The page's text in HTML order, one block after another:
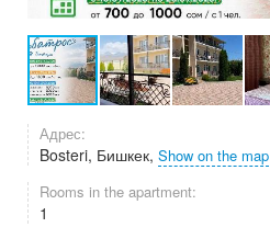
Адрес:
Bosteri, Бишкек, Show on the map
Rooms in the apartment:
1